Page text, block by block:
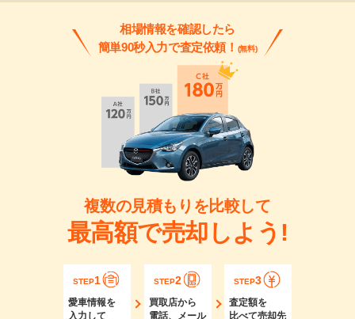
相場情報を確認したら
簡単90秒入力で査定依頼！ (無料)
複数の見積もりを比較して
最高額で売却しよう!
STEP1
愛車情報を
入力して
STEP2
買取店から
電話、メール
STEP3
査定額を
比べて売却先